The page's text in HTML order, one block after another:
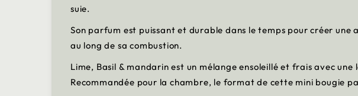
suie.
Son parfum est puissant et durable dans le temps pour créer
au long de sa combustion.
Lime, Basil & mandarin est un mélange ensoleillé et frais avec
Recommandée pour la chambre, le format de cette mini bougie